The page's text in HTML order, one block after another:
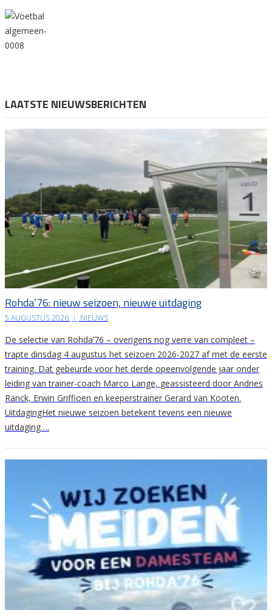
LAATSTE NIEUWSBERICHTEN
Rohda’76: nieuw seizoen, nieuwe uitdaging
5 AUGUSTUS 2026 | NIEUWS
De selectie van Rohda’76 – overigens nog verre van compleet –
trapte dinsdag 4 augustus het seizoen 2026-2027 af met de eerste
training. Dat gebeurde voor het derde opeenvolgende jaar onder
leiding van trainer-coach Marco Lange, geassisteerd door Andries
Ranck, Erwin Griffioen en keeperstrainer Gerard van Kooten.
UitdagingHet nieuwe seizoen betekent tevens een nieuwe
uitdaging….